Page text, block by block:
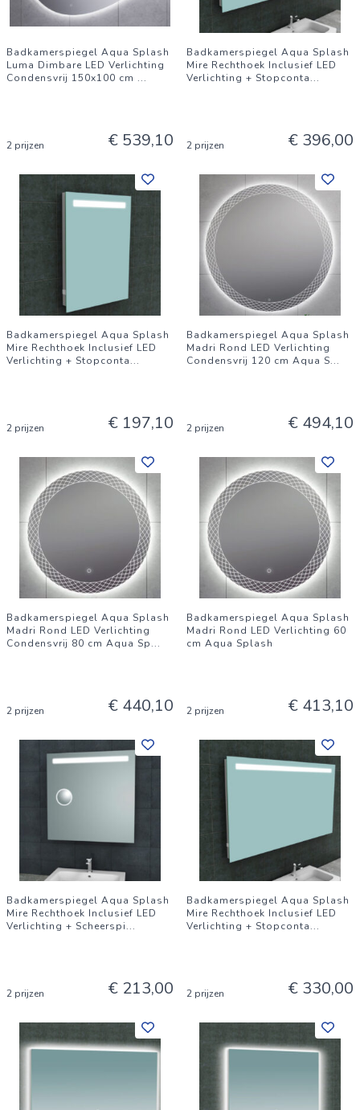
Badkamerspiegel Aqua Splash
Luma Dimbare LED Verlichting
Condensvrij 150x100 cm ...
2 prijzen € 539,10
Badkamerspiegel Aqua Splash
Mire Rechthoek Inclusief LED
Verlichting + Stopconta...
2 prijzen € 396,00
Badkamerspiegel Aqua Splash
Mire Rechthoek Inclusief LED
Verlichting + Stopconta...
2 prijzen € 197,10
Badkamerspiegel Aqua Splash
Madri Rond LED Verlichting
Condensvrij 120 cm Aqua S...
2 prijzen € 494,10
Badkamerspiegel Aqua Splash
Madri Rond LED Verlichting
Condensvrij 80 cm Aqua Sp...
2 prijzen € 440,10
Badkamerspiegel Aqua Splash
Madri Rond LED Verlichting 60
cm Aqua Splash
2 prijzen € 413,10
Badkamerspiegel Aqua Splash
Mire Rechthoek Inclusief LED
Verlichting + Scheerspi...
2 prijzen € 213,00
Badkamerspiegel Aqua Splash
Mire Rechthoek Inclusief LED
Verlichting + Stopconta...
2 prijzen € 330,00